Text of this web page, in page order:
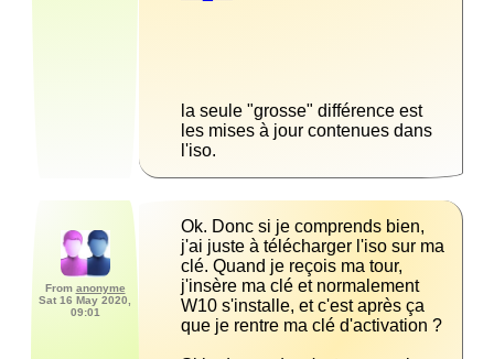
la seule "grosse" différence est
les mises à jour contenues dans
l'iso.
From anonyme
Sat 16 May 2020,
09:01
Ok. Donc si je comprends bien,
j'ai juste à télécharger l'iso sur ma
clé. Quand je reçois ma tour,
j'insère ma clé et normalement
W10 s'installe, et c'est après ça